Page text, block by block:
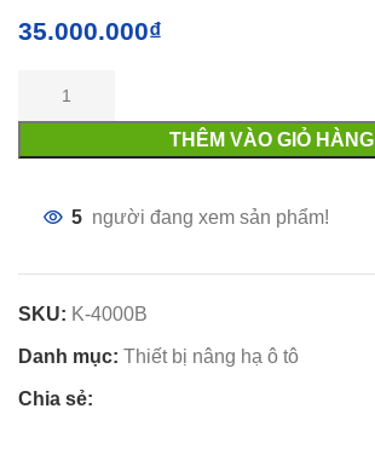
35.000.000₫
THÊM VÀO GIỎ HÀNG
5 người đang xem sản phẩm!
SKU: K-4000B
Danh mục: Thiết bị nâng hạ ô tô
Chia sẻ: